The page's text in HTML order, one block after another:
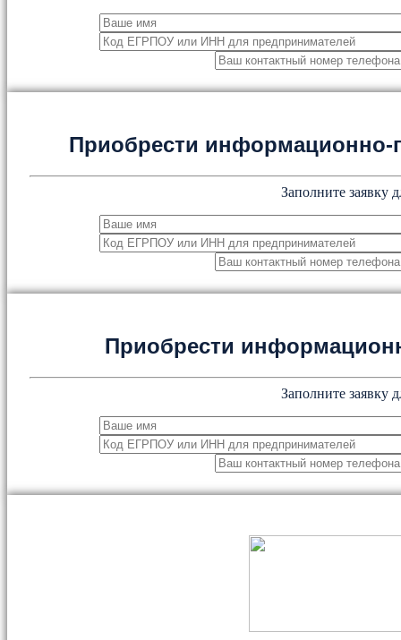
Приобрести
Заполните заявку
Приобрести
Заполните заявку